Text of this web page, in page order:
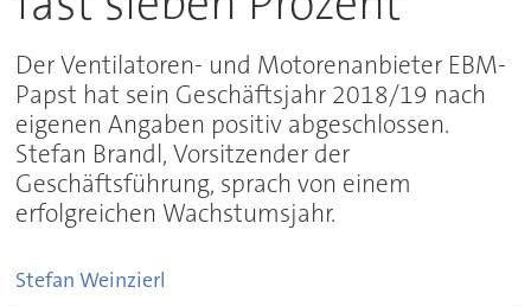
Der Ventilatoren- und Motorenanbieter EBM-
Papst hat sein Geschäftsjahr 2018/19 nach
eigenen Angaben positiv abgeschlossen.
Stefan Brandl, Vorsitzender der
Geschäftsführung, sprach von einem
erfolgreichen Wachstumsjahr.
Stefan Weinzierl